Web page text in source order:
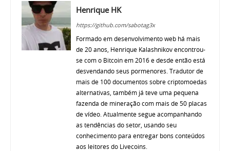
Henrique HK
https://github.com/sabotag3x
Formado em desenvolvimento web há mais
de 20 anos, Henrique Kalashnikov encontrou-
se com o Bitcoin em 2016 e desde então está
desvendando seus pormenores. Tradutor de
mais de 100 documentos sobre criptomoedas
alternativas, também já teve uma pequena
fazenda de mineração com mais de 50 placas
de vídeo. Atualmente segue acompanhando
as tendências do setor, usando seu
conhecimento para entregar bons conteúdos
aos leitores do Livecoins.